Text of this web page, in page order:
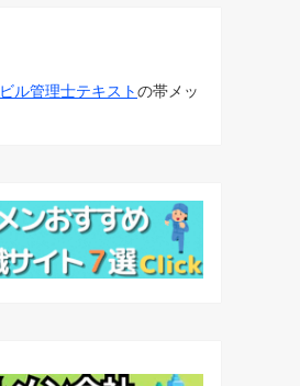
ビル管理士テキストの帯メッ